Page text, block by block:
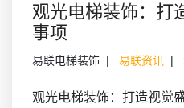
观光电梯装饰：打
事项
易联电梯装饰 易联资讯
观光电梯装饰：打造视觉